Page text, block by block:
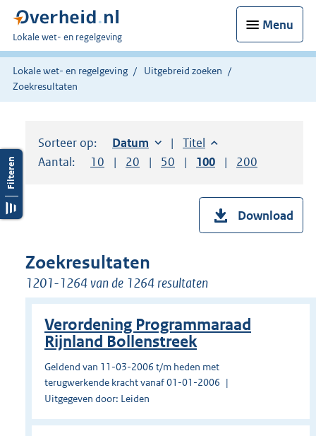
Menu
U
bent
hier:
Lokale wet- en regelgeving
Lokale wet- en regelgeving
Uitgebreid zoeken
Zoekresultaten
Sorteer op: Sorteer op:
Datum oplopendSorteer op:
Titel oplopend
Aantal:
Toon
10 resultaten per pagina
Toon
20 resultaten per pagina
Toon
50 resultaten per pagina
Toon
100 resultaten per
Toon
200
Download
Zoekresultaten
1201-1264 van de 1264 resultaten
Verordening Programmaraad
Rijnland Bollenstreek
Geldend van 11-03-2006 t/m heden met
terugwerkende kracht vanaf 01-01-2006
Uitgegeven door: Leiden